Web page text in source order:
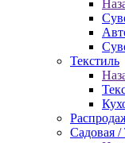
Текстиль
Садовая /